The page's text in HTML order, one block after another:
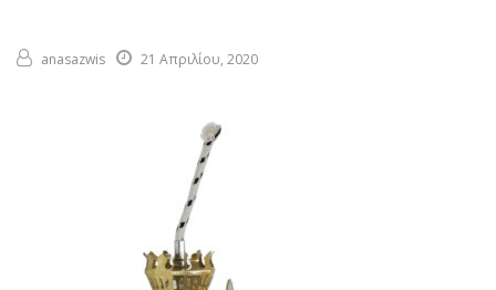
anasazwis 21 Απριλίου, 2020